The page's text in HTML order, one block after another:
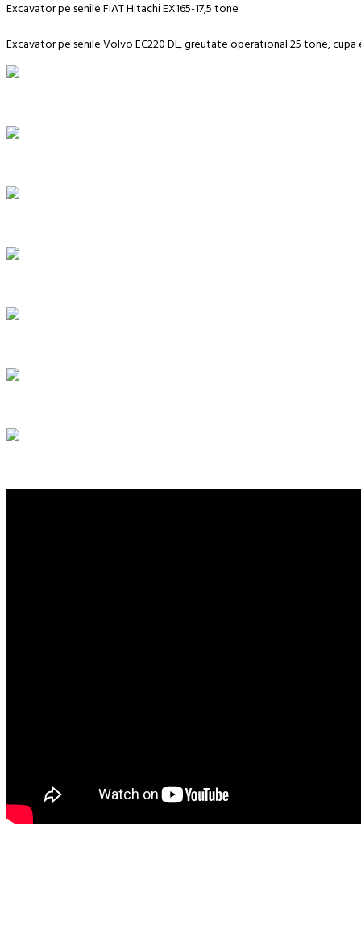
Excavator pe senile FIAT Hitachi EX165-17,5 tone
Excavator pe senile Volvo EC220 DL, greutate operational 25 tone, cupa